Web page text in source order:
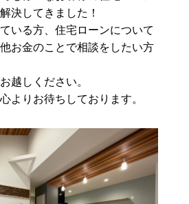
決してきました！
いる方、住宅ローンについて
お金のことで相談をしたい方
越しください。
よりお待ちしております。